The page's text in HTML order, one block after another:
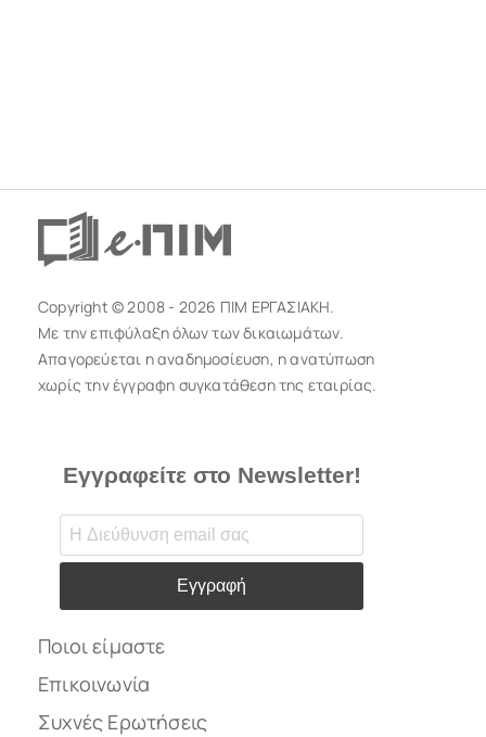
Copyright © 2008 - 2026 ΠΙΜ ΕΡΓΑΣΙΑΚΗ.
Με την επιφύλαξη όλων των δικαιωμάτων.
Απαγορεύεται η αναδημοσίευση, η ανατύπωση
χωρίς την έγγραφη συγκατάθεση της εταιρίας.
Εγγραφείτε στο Newsletter!
Εγγραφή
Ποιοι είμαστε
Επικοινωνία
Συχνές Ερωτήσεις